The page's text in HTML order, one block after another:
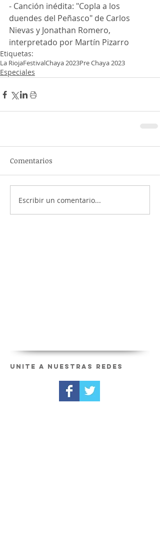
- Canción inédita: "Copla a los
duendes del Peñasco" de Carlos
Nievas y Jonathan Romero,
interpretado por Martín Pizarro
Etiquetas:
La RiojaFestivalChaya 2023Pre Chaya 2023
Especiales
Comentarios
Escribir un comentario...
Unite a nuestras redes